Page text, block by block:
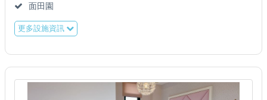
面田園
更多設施資訊